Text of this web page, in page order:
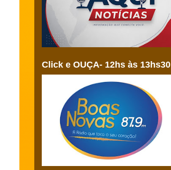
Click e OUÇA- 12hs às 13hs30